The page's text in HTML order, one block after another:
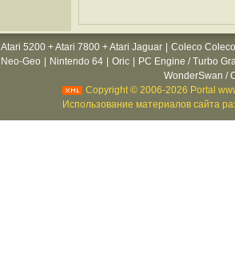
Atari 5200 + Atari 7800 + Atari Jaguar
Coleco
Neo-Geo Nintendo 64 Oric
PC Engine / Turbo
WonderSwan /
Copyright © 2006-2026 Portal
Использование материалов сайта